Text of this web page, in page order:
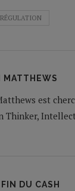
RÉGULATION
MATTHEWS
est
Thinker,
DU CASH